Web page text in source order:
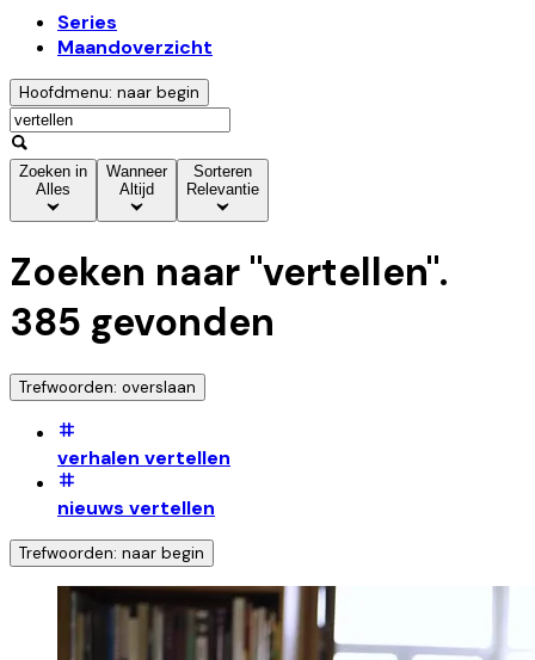
Series
Maandoverzicht
Hoofdmenu: naar begin
Zoeken in
Alles
Wanneer
Altijd
Sorteren
Relevantie
Zoeken naar "vertellen".
385 gevonden
Trefwoorden: overslaan
verhalen vertellen
nieuws vertellen
Trefwoorden: naar begin